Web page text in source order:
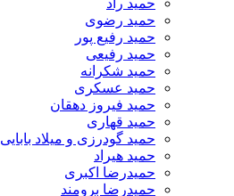
حمید رضوی
حمید رفیع پور
حمید رفیعی
حمید شکرانه
حمید عسکری
حمید فیروز دهقان
حمید قهاری
حمید گودرزی و میلاد بابایی
حمید هیراد
حمیدرضا اکبری
حمیدرضا برومند